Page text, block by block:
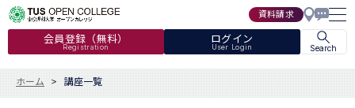
資料請求
会員登録（無料）
Registration
ログイン
User Login Search
ホーム 講座一覧